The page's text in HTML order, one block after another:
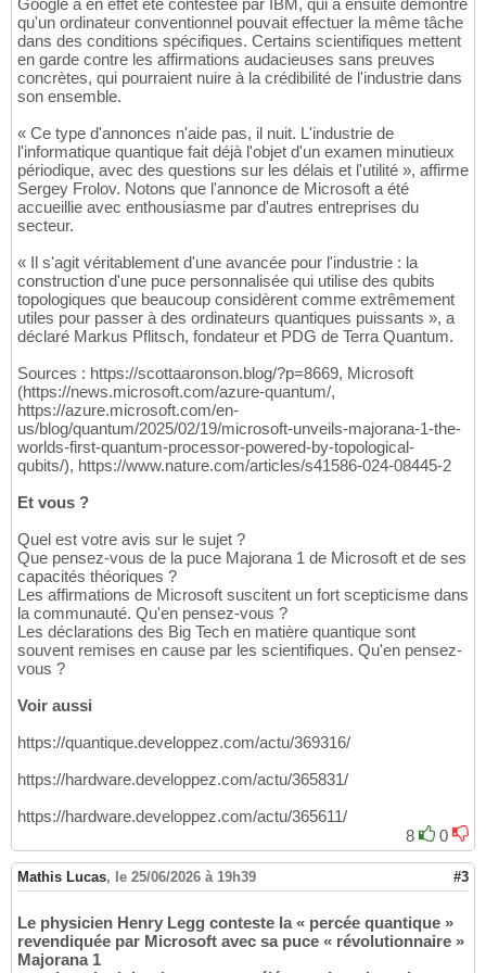
Google a en effet été contestée par IBM, qui a ensuite démontré
qu'un ordinateur conventionnel pouvait effectuer la même tâche
dans des conditions spécifiques. Certains scientifiques mettent
en garde contre les affirmations audacieuses sans preuves
concrètes, qui pourraient nuire à la crédibilité de l'industrie dans
son ensemble.
« Ce type d'annonces n'aide pas, il nuit. L'industrie de
l'informatique quantique fait déjà l'objet d'un examen minutieux
périodique, avec des questions sur les délais et l'utilité », affirme
Sergey Frolov. Notons que l'annonce de Microsoft a été
accueillie avec enthousiasme par d'autres entreprises du
secteur.
« Il s'agit véritablement d'une avancée pour l'industrie : la
construction d'une puce personnalisée qui utilise des qubits
topologiques que beaucoup considèrent comme extrêmement
utiles pour passer à des ordinateurs quantiques puissants », a
déclaré Markus Pflitsch, fondateur et PDG de Terra Quantum.
Sources : https://scottaaronson.blog/?p=8669, Microsoft
(https://news.microsoft.com/azure-quantum/,
https://azure.microsoft.com/en-
us/blog/quantum/2025/02/19/microsoft-unveils-majorana-1-the-
worlds-first-quantum-processor-powered-by-topological-
qubits/), https://www.nature.com/articles/s41586-024-08445-2
Et vous ?
Quel est votre avis sur le sujet ?
Que pensez-vous de la puce Majorana 1 de Microsoft et de ses
capacités théoriques ?
Les affirmations de Microsoft suscitent un fort scepticisme dans
la communauté. Qu'en pensez-vous ?
Les déclarations des Big Tech en matière quantique sont
souvent remises en cause par les scientifiques. Qu'en pensez-
vous ?
Voir aussi
https://quantique.developpez.com/actu/369316/
https://hardware.developpez.com/actu/365831/
https://hardware.developpez.com/actu/365611/
8
0
Mathis Lucas, le 25/06/2026 à 19h39 #3
Le physicien Henry Legg conteste la « percée quantique »
revendiquée par Microsoft avec sa puce « révolutionnaire »
Majorana 1